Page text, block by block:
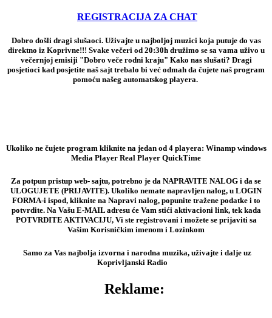
REGISTRACIJA ZA CHAT
Dobro došli dragi slušaoci. Uživajte u najboljoj muzici koja putuje do vas
direktno iz Koprivne!!! Svake večeri od 20:30h družimo se sa vama uživo u
večernjoj emisiji "Dobro veče rodni kraju" Kako nas slušati? Dragi
posjetioci kad posjetite naš sajt trebalo bi već odmah da čujete naš program
pomoću našeg automatskog playera.
Ukoliko ne čujete program kliknite na jedan od 4 playera: Winamp windows
Media Player Real Player QuickTime
Za potpun pristup web- sajtu, potrebno je da NAPRAVITE NALOG i da se
ULOGUJETE (PRIJAVITE). Ukoliko nemate napravljen nalog, u LOGIN
FORMA-i ispod, kliknite na Napravi nalog, popunite tražene podatke i to
potvrdite. Na Vašu E-MAIL adresu će Vam stići aktivacioni link, tek kada
POTVRDITE AKTIVACIJU, Vi ste registrovani i možete se prijaviti sa
Vašim Korisničkim imenom i Lozinkom
Samo za Vas najbolja izvorna i narodna muzika, uživajte i dalje uz
Koprivljanski Radio
Reklame: